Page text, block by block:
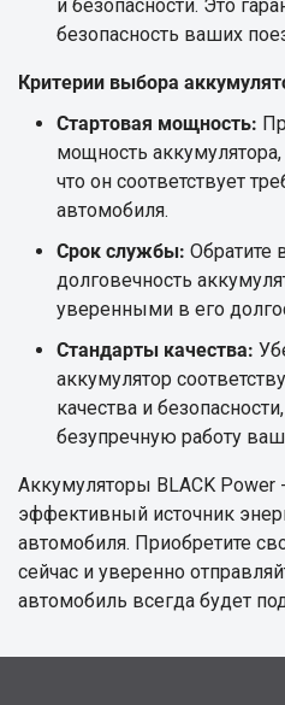
и безопасности. Это
безопасность ваших
Критерии выбора
Стартовая мощность:
мощность
что он соответствует
автомобиля.
Срок службы: Обратите
долговечность
уверенными в его
Стандарты качества:
аккумулятор
качества и
безупречную работу
Аккумуляторы BLACK
эффективный источник
автомобиля. Приобретите
сейчас и уверенно
автомобиль всегда будет